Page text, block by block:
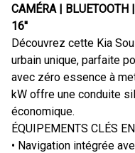
CAMÉRA | BLUETOOTH
16''
Découvrez cette Kia
urbain unique, parfaite
avec zéro essence à
kW offre une conduite
économique.
ÉQUIPEMENTS CLÉS
• Navigation intégrée